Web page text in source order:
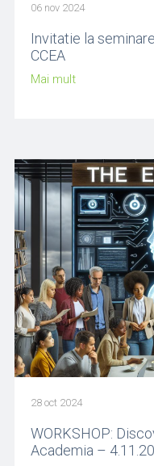
06 nov 2024
Invitatie la
CCEA
Mai mult
28 oct 2024
WORKSHOP:
Academia –